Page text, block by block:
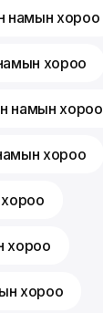
намын хороо
хороо
намын хороо
хороо
хороо
хороо
хороо